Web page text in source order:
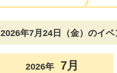
2026年7月24日（金）のイベ
2026年 7月